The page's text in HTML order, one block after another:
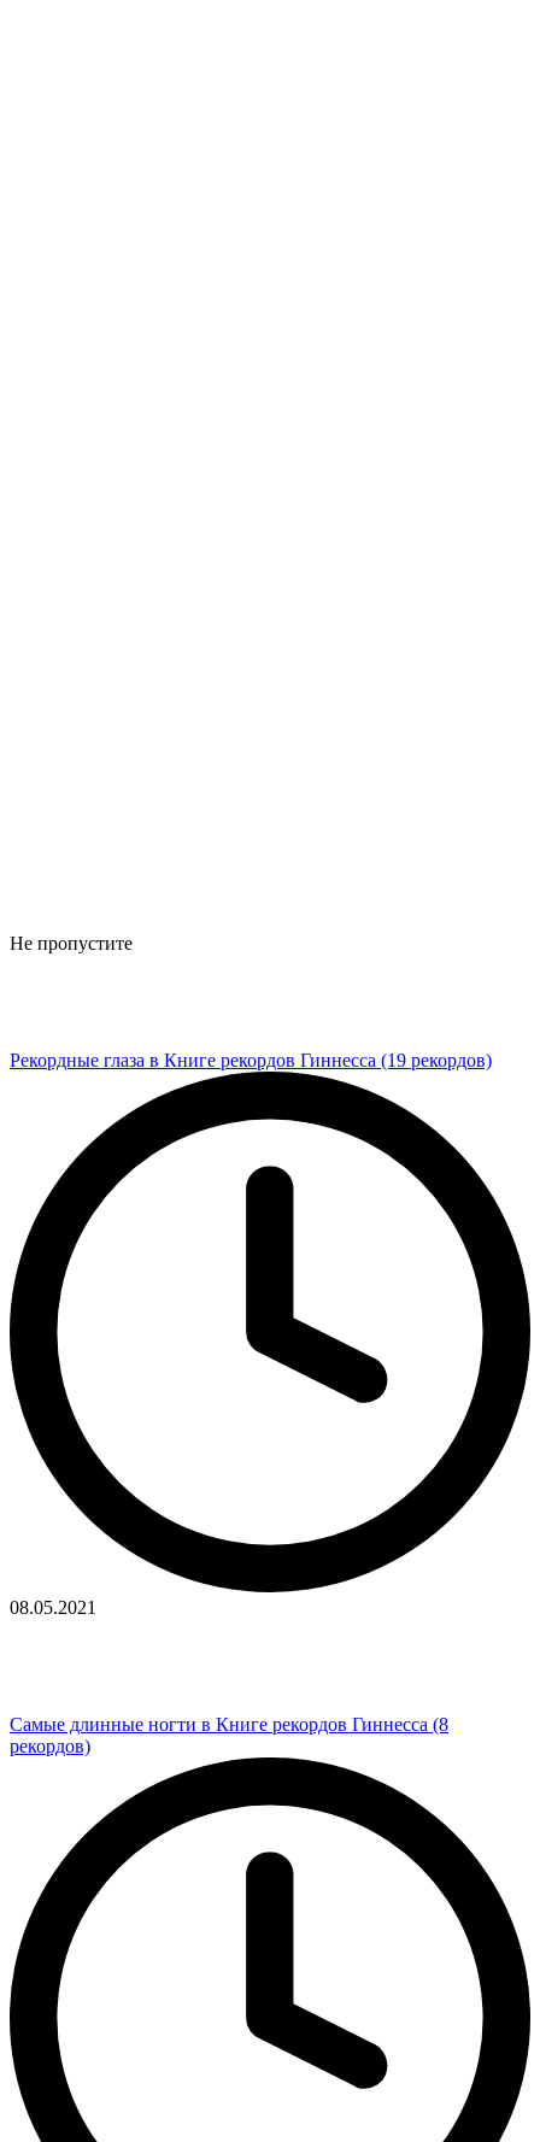
Не пропустите
Рекордные глаза в Книге рекордов Гиннесса (19 рекордов)
08.05.2021
Самые длинные ногти в Книге рекордов Гиннесса (8
рекордов)